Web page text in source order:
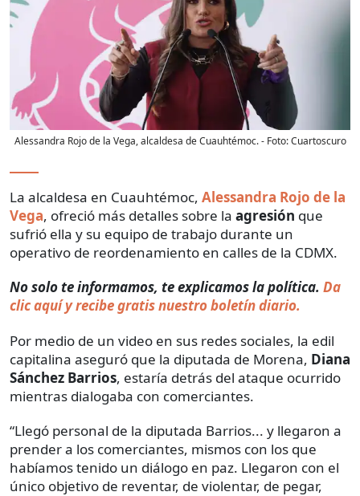
Alessandra Rojo de la Vega, alcaldesa de Cuauhtémoc.- Foto:Cuartoscuro
La alcaldesa en Cuauhtémoc, Alessandra Rojo de la
Vega, ofreció más detalles sobre la agresión que
sufrió ella y su equipo de trabajo durante un
operativo de reordenamiento en calles de la CDMX.
No solo te informamos, te explicamos la política. Da
clic aquí y recibe gratis nuestro boletín diario.
Por medio de un video en sus redes sociales, la edil
capitalina aseguró que la diputada de Morena, Diana
Sánchez Barrios, estaría detrás del ataque ocurrido
mientras dialogaba con comerciantes.
“Llegó personal de la diputada Barrios... y llegaron a
prender a los comerciantes, mismos con los que
habíamos tenido un diálogo en paz. Llegaron con el
único objetivo de reventar, de violentar, de pegar,